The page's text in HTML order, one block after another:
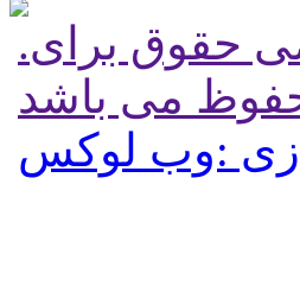
.تمامی حقوق برای
می باشد
:وب لوکس